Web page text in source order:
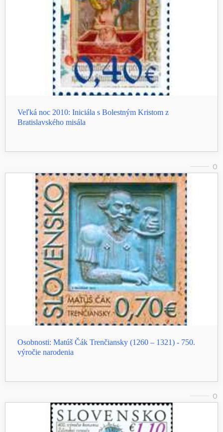
Veľká noc 2010: Iniciála s Bolestným Kristom z
Bratislavského misála
0
Osobnosti: Matúš Čák Trenčiansky (1260 – 1321) - 750.
výročie narodenia
0